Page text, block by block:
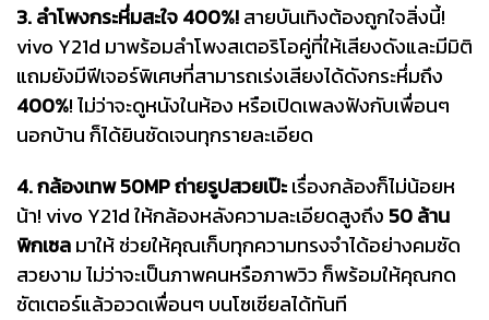
3. ลำโพงกระหึ่มสะใจ 400%!สายบันเทิงต้องถูกใจสิ่งนี้!
vivo Y21d มาพร้อมลำโพงสเตอริโอคู่ที่ให้เสียงดังและมีมิติ
แถมยังมีฟีเจอร์พิเศษที่สามารถเร่งเสียงได้ดังกระหึ่มถึง
400%! ไม่ว่าจะดูหนังในห้อง หรือเปิดเพลงฟังกับเพื่อนๆ
นอกบ้านก็ได้ยินชัดเจนทุกรายละเอียด
4. กล้องเทพ 50MP ถ่ายรูปสวยเป๊ะเรื่องกล้องก็ไม่น้อยห
น้า! vivo Y21d ให้กล้องหลังความละเอียดสูงถึง 50 ล้าน
พิกเซลมาให้ ช่วยให้คุณเก็บทุกความทรงจำได้อย่างคมชัด
สวยงาม ไม่ว่าจะเป็นภาพคนหรือภาพวิว ก็พร้อมให้คุณกด
ชัตเตอร์แล้วอวดเพื่อนๆ บนโซเชียลได้ทันที